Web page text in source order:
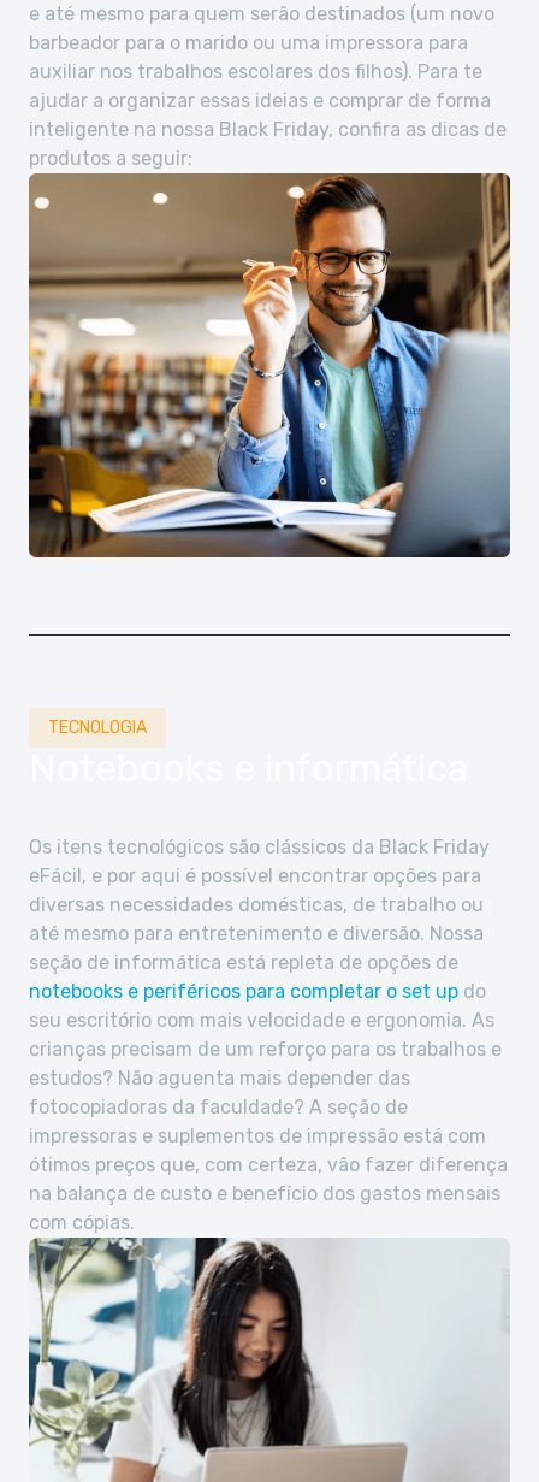
e até mesmo para quem serão destinados (um novo
barbeador para o marido ou uma impressora para
auxiliar nos trabalhos escolares dos filhos). Para te
ajudar a organizar essas ideias e comprar de forma
inteligente na nossa Black Friday, confira as dicas de
produtos a seguir:
TECNOLOGIA
Os itens tecnológicos são clássicos da Black Friday
eFácil, e por aqui é possível encontrar opções para
diversas necessidades domésticas, de trabalho ou
até mesmo para entretenimento e diversão. Nossa
seção de informática está repleta de opções de
notebooks e periféricos para completar o set up do
seu escritório com mais velocidade e ergonomia. As
crianças precisam de um reforço para os trabalhos e
estudos? Não aguenta mais depender das
fotocopiadoras da faculdade? A seção de
impressoras e suplementos de impressão está com
ótimos preços que, com certeza, vão fazer diferença
na balança de custo e benefício dos gastos mensais
com cópias.